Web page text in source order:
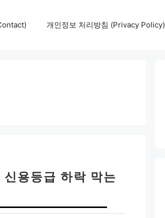
개인정보 처리방침 (Privacy Policy)
용등급 하락 막는